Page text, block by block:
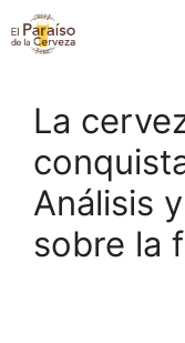
Saltar
al
La
Análisis
sobre la